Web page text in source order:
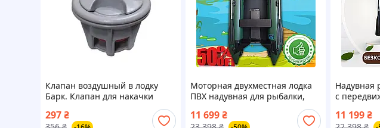
Клапан воздушный в лодку
Барк. Клапан для накачки
297₴
Моторная двухместная лодка
ПВХ надувная для рыбалки,
двухместные моторные лодки с
навесным транцем |ЭТО
11 699₴
Надувная
с
11 199₴